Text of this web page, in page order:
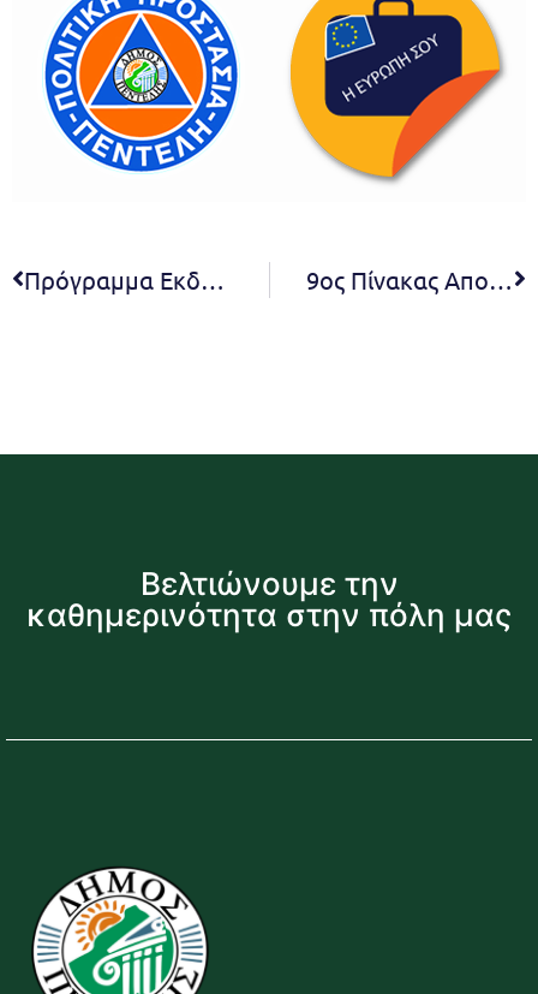
Πρόγραμμα Εκδηλώσεων και Δράσεων των ΚΑΠΗ του Δήμου Πεντέλης – Σεπτέμβριος 2023 9ος Πίνακας Αποφάσεων Συμβουλίου Δ.Κ. Μελισσίων 2023
Βελτιώνουμε την
καθημερινότητα στην πόλη μας